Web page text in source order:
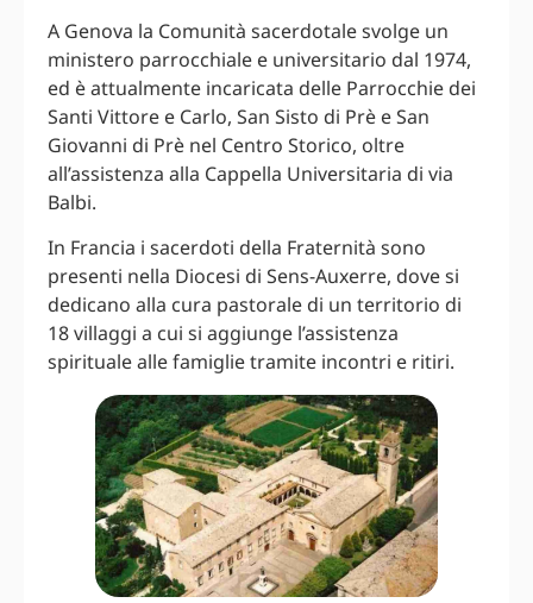
A Genova la Comunità sacerdotale svolge un
ministero parrocchiale e universitario dal 1974,
ed è attualmente incaricata delle Parrocchie dei
Santi Vittore e Carlo, San Sisto di Prè e San
Giovanni di Prè nel Centro Storico, oltre
all’assistenza alla Cappella Universitaria di via
Balbi.
In Francia i sacerdoti della Fraternità sono
presenti nella Diocesi di Sens-Auxerre, dove si
dedicano alla cura pastorale di un territorio di
18 villaggi a cui si aggiunge l’assistenza
spirituale alle famiglie tramite incontri e ritiri.